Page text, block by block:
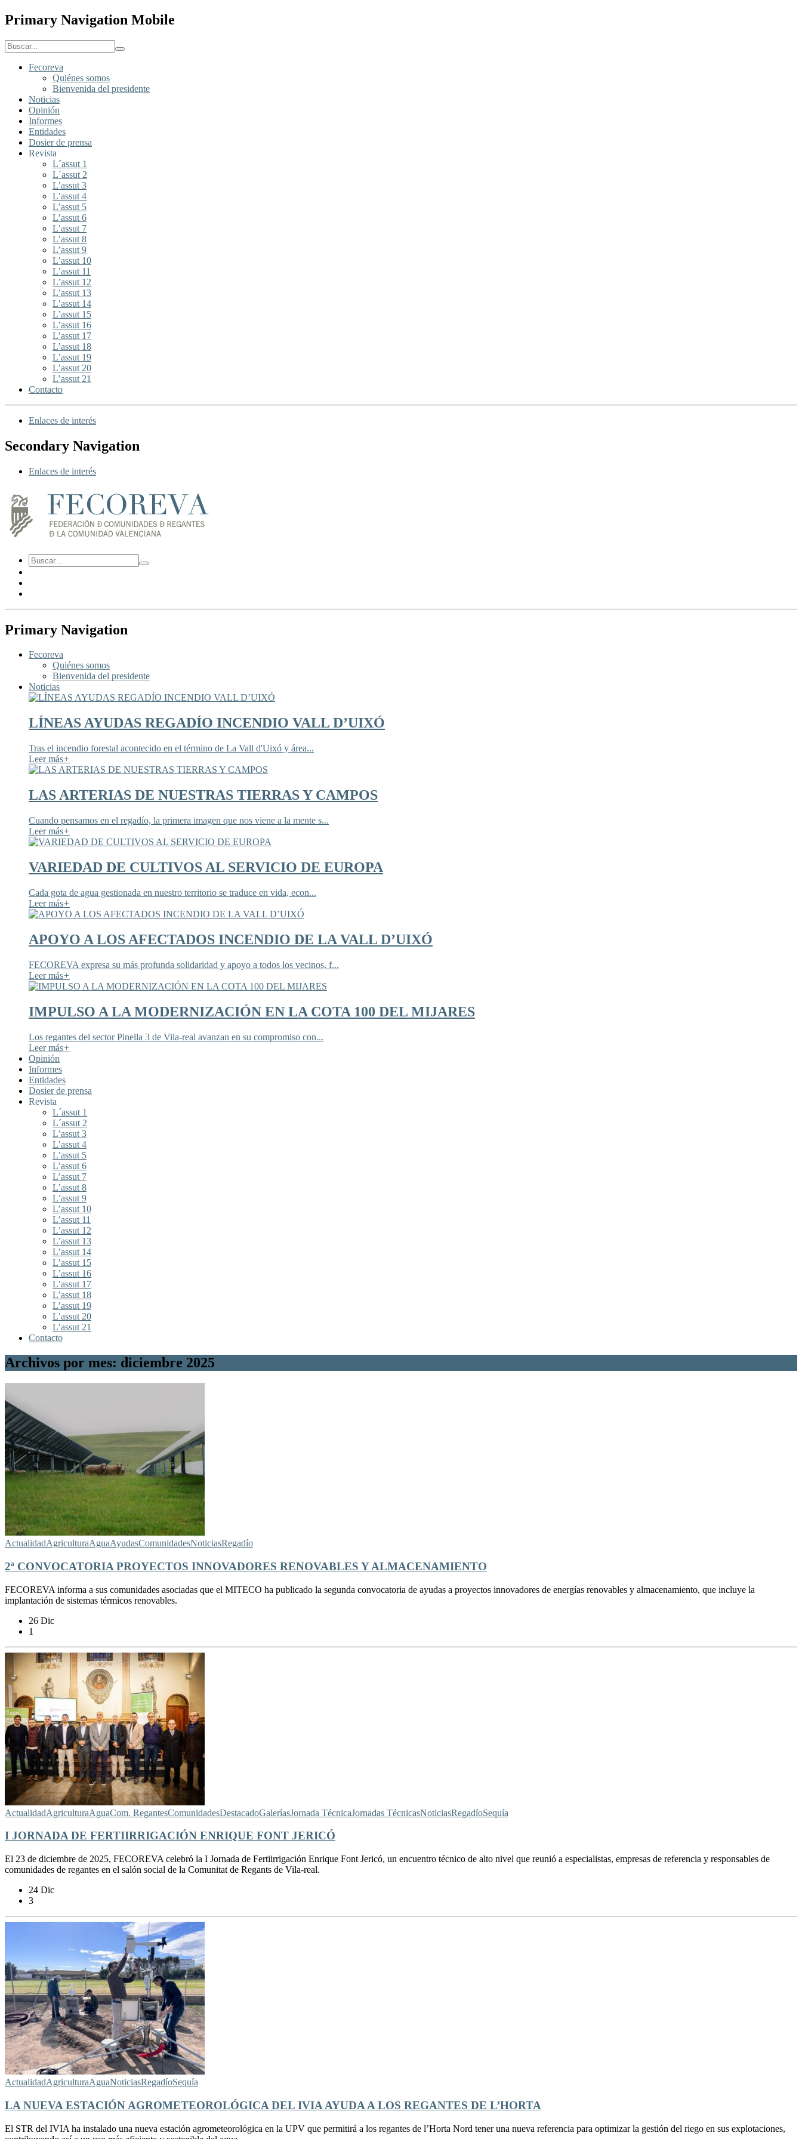
Primary Navigation Mobile
Fecoreva
Quiénes somos
Bienvenida del presidente
Noticias
Opinión
Informes
Entidades
Dosier de prensa
Revista
L´assut 1
L´assut 2
L’assut 3
L’assut 4
L’assut 5
L’assut 6
L’assut 7
L’assut 8
L’assut 9
L’assut 10
L’assut 11
L’assut 12
L’assut 13
L’assut 14
L’assut 15
L’assut 16
L’assut 17
L’assut 18
L’assut 19
L’assut 20
L’assut 21
Contacto
Enlaces de interés
Secondary Navigation
Enlaces de interés
Primary Navigation
Fecoreva
Quiénes somos
Bienvenida del presidente
Noticias
LÍNEAS AYUDAS REGADÍO INCENDIO VALL D’UIXÓ
Tras el incendio forestal acontecido en el término de La Vall d'Uixó y área...
Leer más+
LAS ARTERIAS DE NUESTRAS TIERRAS Y CAMPOS
Cuando pensamos en el regadío, la primera imagen que nos viene a la mente s...
Leer más+
VARIEDAD DE CULTIVOS AL SERVICIO DE EUROPA
Cada gota de agua gestionada en nuestro territorio se traduce en vida, econ...
Leer más+
APOYO A LOS AFECTADOS INCENDIO DE LA VALL D’UIXÓ
FECOREVA expresa su más profunda solidaridad y apoyo a todos los vecinos, f...
Leer más+
IMPULSO A LA MODERNIZACIÓN EN LA COTA 100 DEL MIJARES
Los regantes del sector Pinella 3 de Vila-real avanzan en su compromiso con...
Leer más+
Opinión
Informes
Entidades
Dosier de prensa
Revista
L´assut 1
L´assut 2
L’assut 3
L’assut 4
L’assut 5
L’assut 6
L’assut 7
L’assut 8
L’assut 9
L’assut 10
L’assut 11
L’assut 12
L’assut 13
L’assut 14
L’assut 15
L’assut 16
L’assut 17
L’assut 18
L’assut 19
L’assut 20
L’assut 21
Contacto
Archivos por mes: diciembre 2025
ActualidadAgriculturaAguaAyudasComunidadesNoticiasRegadío
2ª CONVOCATORIA PROYECTOS INNOVADORES RENOVABLES Y ALMACENAMIENTO
FECOREVA informa a sus comunidades asociadas que el MITECO ha publicado la segunda convocatoria de ayudas a proyectos innovadores de energías renovables y almacenamiento, que incluye la
implantación de sistemas térmicos renovables.
26 Dic
1
ActualidadAgriculturaAguaCom. RegantesComunidadesDestacadoGaleríasJornada TécnicaJornadas TécnicasNoticiasRegadíoSequía
I JORNADA DE FERTIIRRIGACIÓN ENRIQUE FONT JERICÓ
El 23 de diciembre de 2025, FECOREVA celebró la I Jornada de Fertiirrigación Enrique Font Jericó, un encuentro técnico de alto nivel que reunió a especialistas, empresas de referencia y responsables de
comunidades de regantes en el salón social de la Comunitat de Regants de Vila-real.
24 Dic
3
ActualidadAgriculturaAguaNoticiasRegadíoSequía
LA NUEVA ESTACIÓN AGROMETEOROLÓGICA DEL IVIA AYUDA A LOS REGANTES DE L’HORTA
El STR del IVIA ha instalado una nueva estación agrometeorológica en la UPV que permitirá a los regantes de l’Horta Nord tener una nueva referencia para optimizar la gestión del riego en sus explotaciones,